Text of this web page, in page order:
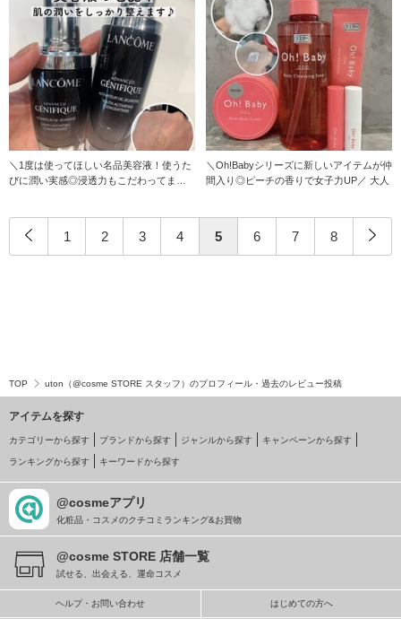
＼1度は使ってほしい名品美容液！使うた
びに潤い実感◎浸透力もこだわってます
＼Oh!Babyシリーズに新しいアイテムが仲
間入り◎ピーチの香りで女子力UP／ 大人
1 2 3 4 5 6 7 8
TOP uton（@cosme STORE スタッフ）のプロフィール・過去のレビュー投稿
アイテムを探す
カテゴリーから探す ブランドから探す ジャンルから探す キャンペーンから探す
ランキングから探す キーワードから探す
@cosmeアプリ
化粧品・コスメのクチコミランキング&お買物
@cosme STORE 店舗一覧
試せる、出会える、運命コスメ
ヘルプ・お問い合わせ はじめての方へ